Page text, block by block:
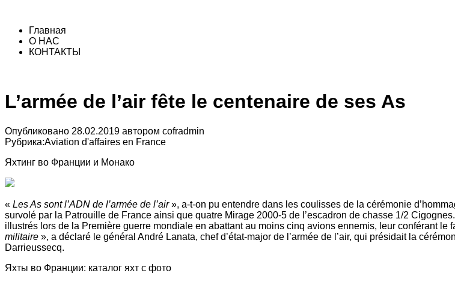
Главная
О НАС
КОНТАКТЫ
L’armée de l’air fête le centenaire de ses As
Опубликовано 28.02.2019 автором cofradmin
Рубрика:Aviation d'affaires en France
Яхтинг во Франции и Монако
« Les As sont l’ADN de l’armée de l’air», a-t-on pu entendre dans les coulisses de la cérémonie
survolé par la Patrouille de France ainsi que quatre Mirage 2000-5 de l’escadron de chasse 1/2
illustrés lors de la Première guerre mondiale en abattant au moins cinq avions ennemis, leur conférant le
militaire », a déclaré le général André Lanata, chef d’état-major de l’armée de l’air, qui présidait la
Darrieussecq.
Яхты во Франции: каталог яхт с фото